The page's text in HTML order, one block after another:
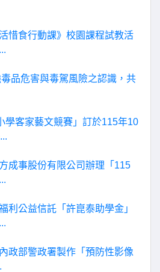
惜食行動課》校園課程試教活
品危害與毒駕風險之認識，共
學客家藝文競賽」訂於115年10
成事股份有限公司辦理「115
利公益信託「許崑泰助學金」
政部警政署製作「預防性影像